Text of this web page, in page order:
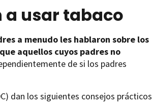
a usar tabaco
a menudo les hablaron sobre los
aquellos cuyos padres no
de si los padres
dan los siguientes consejos prácticos